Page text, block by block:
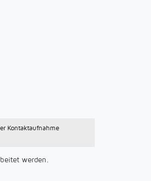
Kontaktaufnahme
werden.